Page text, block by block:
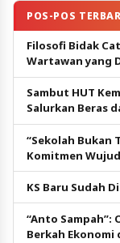
POS-POS
Filosofi Bidak
Wartawan yang
Sambut HUT
Salurkan Beras
“Sekolah Bukan
Komitmen
KS Baru Sudah
“Anto Sampah”:
Berkah Ekonomi